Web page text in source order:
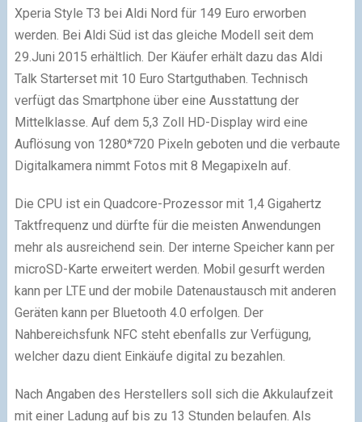
Xperia Style T3 bei Aldi Nord für 149 Euro erworben
werden. Bei Aldi Süd ist das gleiche Modell seit dem
29.Juni 2015 erhältlich. Der Käufer erhält dazu das Aldi
Talk Starterset mit 10 Euro Startguthaben. Technisch
verfügt das Smartphone über eine Ausstattung der
Mittelklasse. Auf dem 5,3 Zoll HD-Display wird eine
Auflösung von 1280*720 Pixeln geboten und die verbaute
Digitalkamera nimmt Fotos mit 8 Megapixeln auf.
Die CPU ist ein Quadcore-Prozessor mit 1,4 Gigahertz
Taktfrequenz und dürfte für die meisten Anwendungen
mehr als ausreichend sein. Der interne Speicher kann per
microSD-Karte erweitert werden. Mobil gesurft werden
kann per LTE und der mobile Datenaustausch mit anderen
Geräten kann per Bluetooth 4.0 erfolgen. Der
Nahbereichsfunk NFC steht ebenfalls zur Verfügung,
welcher dazu dient Einkäufe digital zu bezahlen.
Nach Angaben des Herstellers soll sich die Akkulaufzeit
mit einer Ladung auf bis zu 13 Stunden belaufen. Als